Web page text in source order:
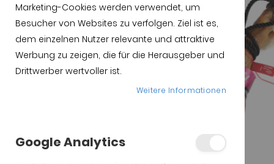
Marketing-Cookies werden verwendet, um
Besucher von Websites zu verfolgen. Ziel ist es,
dem einzelnen Nutzer relevante und attraktive
Werbung zu zeigen, die für die Herausgeber und
Drittwerber wertvoller ist.
Weitere Informationen
Google Analytics